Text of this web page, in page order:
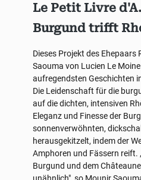
Le Petit Livre
Burgund trifft
Dieses Projekt des Ehepaars
Saouma von Lucien Le
aufregendsten Geschichten
Die Leidenschaft für die
auf die dichten, intensiven
Eleganz und Finesse der
sonnenverwöhnten,
herausgekitzelt, indem der
Amphoren und Fässern reift.
Burgund und dem